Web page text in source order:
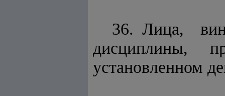
36. Лица,
дисциплины,
установленном